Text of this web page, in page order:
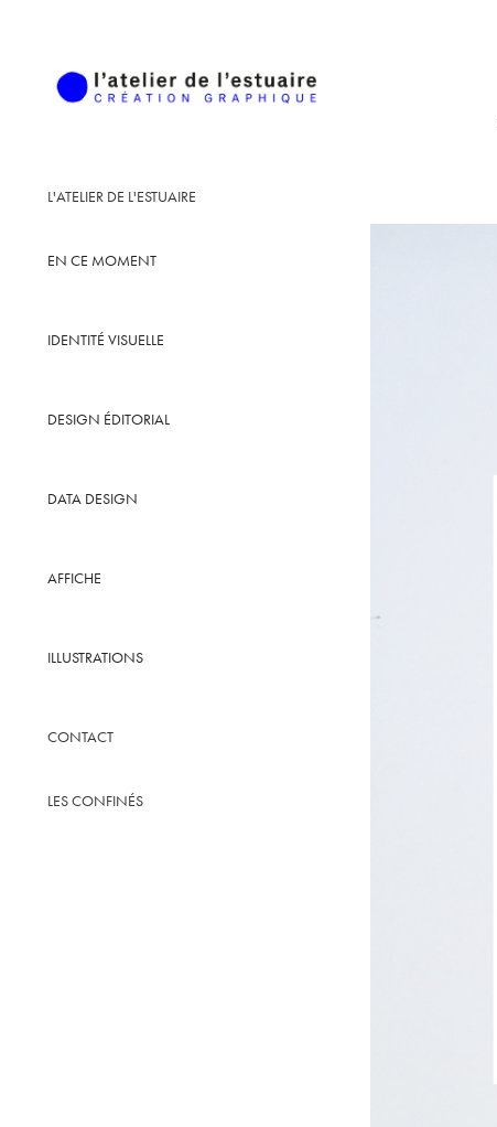
L'ATELIER DE L'ESTUAIRE
EN CE MOMENT
IDENTITÉ VISUELLE
DESIGN ÉDITORIAL
DATA DESIGN
AFFICHE
ILLUSTRATIONS
CONTACT
LES CONFINÉS